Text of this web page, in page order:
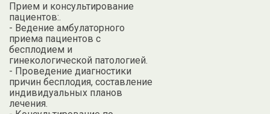
Прием и консультирование
пациентов:.
- Ведение амбулаторного
приема пациентов с
бесплодием и
гинекологической патологией.
- Проведение диагностики
причин бесплодия, составление
индивидуальных планов
лечения.